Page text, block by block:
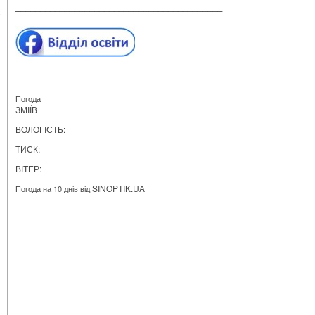
Погода
ЗМІЇВ
ВОЛОГІСТЬ:
ТИСК:
ВІТЕР:
Погода на 10 днів відSINOPTIK.UA